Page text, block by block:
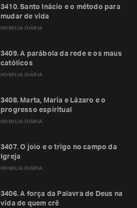
HOMILIA DIÁRIA
3410. Santo Inácio e o método para
mudar de vida
HOMILIA DIÁRIA
3409. A parábola da rede e os maus
católicos
HOMILIA DIÁRIA
3408. Marta, Maria e Lázaro e o
progresso espiritual
HOMILIA DIÁRIA
3407. O joio e o trigo no campo da
Igreja
3406. A força da Palavra de Deus na
vida de quem crê